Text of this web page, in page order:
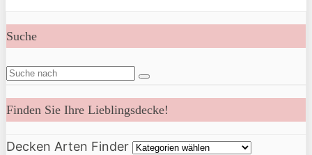
Suche
Finden Sie Ihre Lieblingsdecke!
Decken Arten Finder